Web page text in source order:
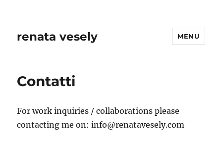
renata vesely MENU
Contatti
For work inquiries / collaborations please
contacting me on: info@renatavesely.com